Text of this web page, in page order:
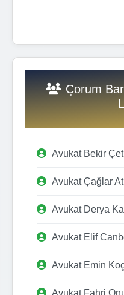
Çorum
Avukat Bekir
Avukat Çağlar
Avukat Derya
Avukat Elif
Avukat Emin
Avukat Fahri